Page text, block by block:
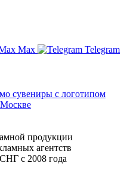
Max
Telegram
продукции
агентств
с 2008 года